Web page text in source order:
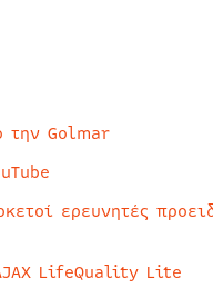
την Golmar
ερευνητές
LifeQuality Lite